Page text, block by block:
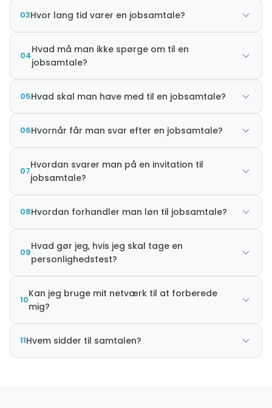
03Hvor lang tid varer en jobsamtale?
04
Hvad må man ikke spørge om til en
jobsamtale?
05Hvad skal man have med til en jobsamtale?
06Hvornår får man svar efter en jobsamtale?
07
Hvordan svarer man på en invitation til
jobsamtale?
08Hvordan forhandler man løn til jobsamtale?
09
Hvad gør jeg, hvis jeg skal tage en
personlighedstest?
10
Kan jeg bruge mit netværk til at forberede
mig?
11Hvem sidder til samtalen?